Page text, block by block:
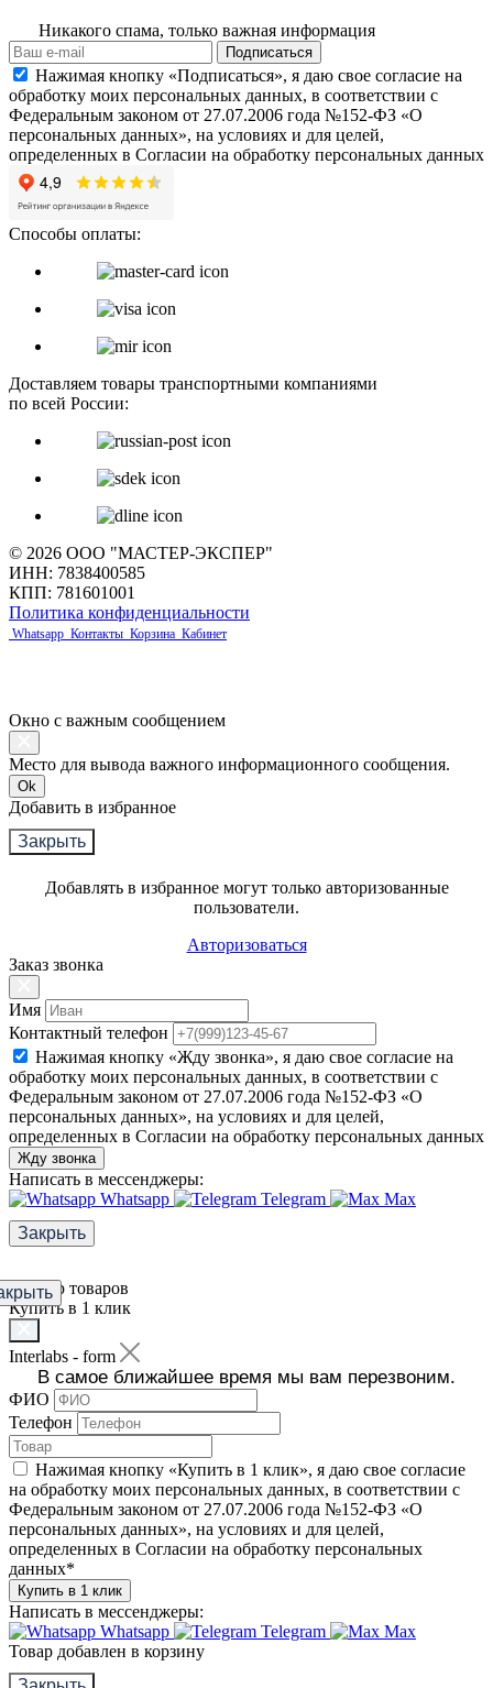
Никакого спама, только важная информация
Подписаться
Нажимая кнопку «Подписаться», я даю свое согласие на
обработку моих персональных данных, в соответствии с
Федеральным законом от 27.07.2006 года №152-ФЗ «О
персональных данных», на условиях и для целей,
определенных в Согласии на обработку персональных данных
Способы оплаты:
Доставляем товары транспортными компаниями
по всей России:
© 2026 ООО "МАСТЕР-ЭКСПЕР"
ИНН: 7838400585
КПП: 781601001
Политика конфиденциальности
Whatsapp Контакты Корзина Кабинет
Окно с важным сообщением
Место для вывода важного информационного сообщения.
Ok
Добавить в избранное
Закрыть
Добавлять в избранное могут только авторизованные
пользователи.
Авторизоваться
Заказ звонка
Имя
Контактный телефон
Нажимая кнопку «Жду звонка», я даю свое согласие на
обработку моих персональных данных, в соответствии с
Федеральным законом от 27.07.2006 года №152-ФЗ «О
персональных данных», на условиях и для целей,
определенных в Согласии на обработку персональных данных
Жду звонка
Написать в мессенджеры:
Whatsapp
Telegram
Max
Закрыть
Фильтр товаров
Купить в 1 клик
Interlabs - form
В самое ближайшее время мы вам перезвоним.
ФИО
Телефон
Нажимая кнопку «Купить в 1 клик», я даю свое согласие
на обработку моих персональных данных, в соответствии с
Федеральным законом от 27.07.2006 года №152-ФЗ «О
персональных данных», на условиях и для целей,
определенных в Согласии на обработку персональных
данных*
Купить в 1 клик
Написать в мессенджеры:
Whatsapp
Telegram
Max
Товар добавлен в корзину